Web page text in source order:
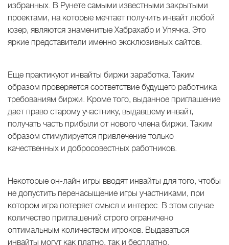
избранных. В Рунете самыми известными закрытыми
проектами, на которые мечтает получить инвайт любой
юзер, являются знаменитые Хабрахабр и Упячка. Это
яркие представители именно эксклюзивных сайтов.
Еще практикуют инвайты биржи заработка. Таким
образом проверяется соответствие будущего работника
требованиям биржи. Кроме того, выданное приглашение
дает право старому участнику, выдавшему инвайт,
получать часть прибыли от нового члена биржи. Таким
образом стимулируется привлечение только
качественных и добросовестных работников.
Некоторые он-лайн игры вводят инвайты для того, чтобы
не допустить перенасыщение игры участниками, при
котором игра потеряет смысл и интерес. В этом случае
количество приглашений строго ограничено
оптимальным количеством игроков. Выдаваться
инвайты могут как платно, так и бесплатно.